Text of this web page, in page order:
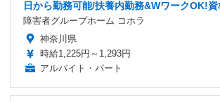
日から勤務可能/扶養内勤務&WワークOK!資
障害者グループホーム コホラ
神奈川県
時給1,225円～1,293円
アルバイト・パート